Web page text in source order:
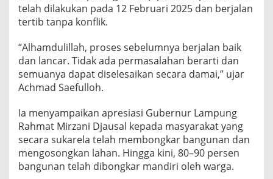
d
a
t
a
n
a
n
i
s
telah dilakukan pada 12 Februari 2025 dan berjalan
tertib tanpa konflik.
“Alhamdulillah, proses sebelumnya berjalan baik
dan lancar. Tidak ada permasalahan berarti dan
semuanya dapat diselesaikan secara damai,” ujar
Achmad Saefulloh.
Ia menyampaikan apresiasi Gubernur Lampung
Rahmat Mirzani Djausal kepada masyarakat yang
secara sukarela telah membongkar bangunan dan
mengosongkan lahan. Hingga kini, 80–90 persen
bangunan telah dibongkar mandiri oleh warga.